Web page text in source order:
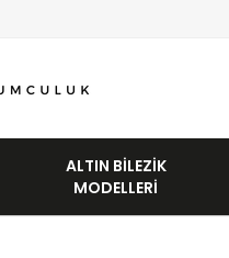
ALTIN BILEZIK
MODELLERI